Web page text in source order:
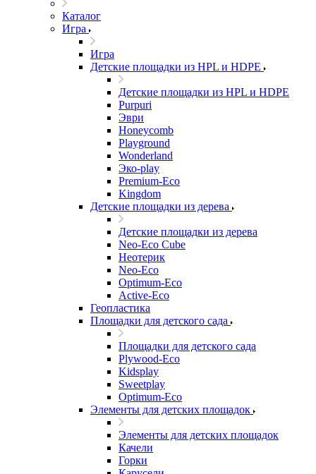
Каталог
Игра
Игра
Детские площадки из HPL и HDPE
Детские площадки из HPL и HDPE
Purpuri
Эври
Honeycomb
Playground
Wonderland
Эко-play
Premium-Eco
Kingdom
Детские площадки из дерева
Детские площадки из дерева
Neo-Eco Cube
Неотерик
Neo-Eco
Оptimum-Еco
Active-Eco
Геопластика
Площадки для детского сада
Площадки для детского сада
Plywood-Eco
Kidsplay
Sweetplay
Оptimum-Еco
Элементы для детских площадок
Элементы для детских площадок
Качели
Горки